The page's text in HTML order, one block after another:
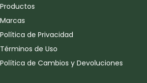
Productos
Marcas
Política de Privacidad
Términos de Uso
Política de Cambios y Devoluciones